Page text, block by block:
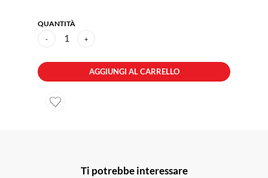
QUANTITÀ
- 1 +
AGGIUNGI AL CARRELLO
Ti potrebbe interessare